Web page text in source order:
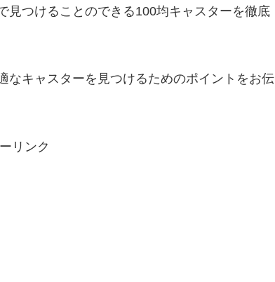
見つけることのできる100均キャスターを徹底
なキャスターを見つけるためのポイントをお伝
リンク